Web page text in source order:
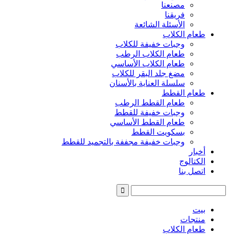
مصنعنا
فريقنا
الأسئلة الشائعة
طعام الكلاب
وجبات خفيفة للكلاب
طعام الكلاب الرطب
طعام الكلاب الأساسي
مضغ جلد البقر للكلاب
سلسلة العناية بالأسنان
طعام القطط
طعام القطط الرطب
وجبات خفيفة للقطط
طعام القطط الأساسي
بسكويت القطط
وجبات خفيفة مجففة بالتجميد للقطط
أخبار
الكتالوج
اتصل بنا
بيت
منتجات
طعام الكلاب